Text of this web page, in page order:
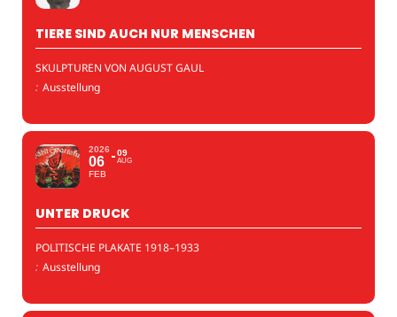
TIERE SIND AUCH NUR MENSCHEN
SKULPTUREN VON AUGUST GAUL
: Ausstellung
2026
06
FEB
09
AUG
UNTER DRUCK
POLITISCHE PLAKATE 1918–1933
: Ausstellung